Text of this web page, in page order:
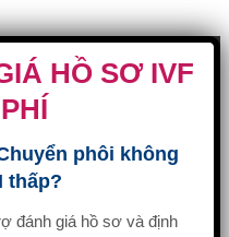
HỒ SƠ IVF
phôi không
thấp?
đánh giá hồ sơ và định